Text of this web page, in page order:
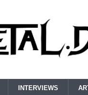
INTERVIEWS